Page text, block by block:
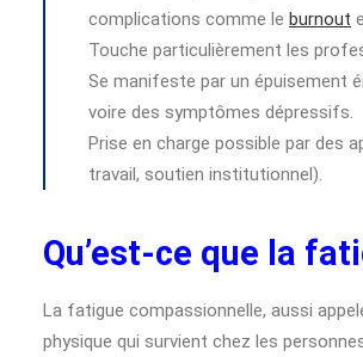
complications comme le burnout
Touche particulièrement les
Se manifeste par un épuisement
voire des symptômes dépressifs.
Prise en charge possible par des
travail, soutien institutionnel).
Qu’est-ce que la
La fatigue compassionnelle, aussi
physique qui survient chez les